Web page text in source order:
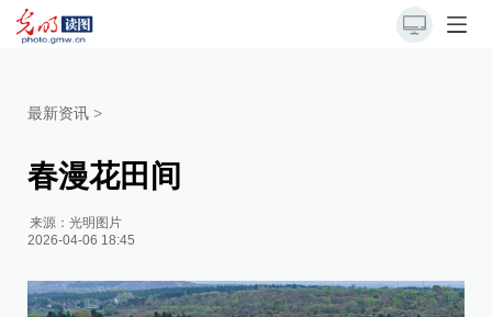
最新资讯 >
春漫花田间
来源：光明图片
2026-04-06 18:45